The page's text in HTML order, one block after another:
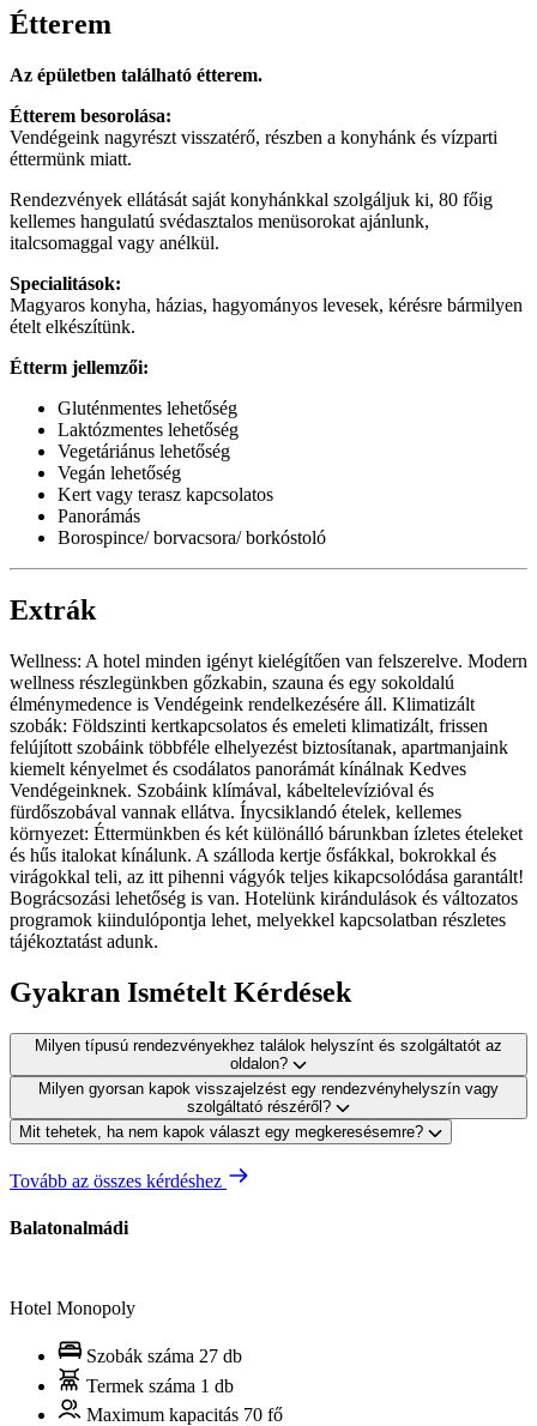
Étterem
Az épületben található étterem.
Étterem besorolása:
Vendégeink nagyrészt visszatérő, részben a konyhánk és vízparti
éttermünk miatt.
Rendezvények ellátását saját konyhánkkal szolgáljuk ki, 80 főig
kellemes hangulatú svédasztalos menüsorokat ajánlunk,
italcsomaggal vagy anélkül.
Specialitások:
Magyaros konyha, házias, hagyományos levesek, kérésre bármilyen
ételt elkészítünk.
Étterm jellemzői:
Gluténmentes lehetőség
Laktózmentes lehetőség
Vegetáriánus lehetőség
Vegán lehetőség
Kert vagy terasz kapcsolatos
Panorámás
Borospince/ borvacsora/ borkóstoló
Extrák
Wellness: A hotel minden igényt kielégítően van felszerelve. Modern
wellness részlegünkben gőzkabin, szauna és egy sokoldalú
élménymedence is Vendégeink rendelkezésére áll. Klimatizált
szobák: Földszinti kertkapcsolatos és emeleti klimatizált, frissen
felújított szobáink többféle elhelyezést biztosítanak, apartmanjaink
kiemelt kényelmet és csodálatos panorámát kínálnak Kedves
Vendégeinknek. Szobáink klímával, kábeltelevízióval és
fürdőszobával vannak ellátva. Ínycsiklandó ételek, kellemes
környezet: Éttermünkben és két különálló bárunkban ízletes ételeket
és hűs italokat kínálunk. A szálloda kertje ősfákkal, bokrokkal és
virágokkal teli, az itt pihenni vágyók teljes kikapcsolódása garantált!
Bográcsozási lehetőség is van. Hotelünk kirándulások és változatos
programok kiindulópontja lehet, melyekkel kapcsolatban részletes
tájékoztatást adunk.
Gyakran Ismételt Kérdések
Milyen típusú rendezvényekhez találok helyszínt és szolgáltatót az
oldalon?
Milyen gyorsan kapok visszajelzést egy rendezvényhelyszín vagy
szolgáltató részéről?
Mit tehetek, ha nem kapok választ egy megkeresésemre?
Tovább az összes kérdéshez
Balatonalmádi
Hotel Monopoly
Szobák száma 27 db
Termek száma 1 db
Maximum kapacitás 70 fő